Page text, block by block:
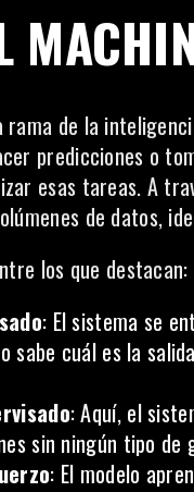
rama de la
predicciones o
esas tareas. A
de datos,
los que destacan:
: El sistema se
sabe cuál es la
: Aquí, el
sin ningún tipo de
: El modelo